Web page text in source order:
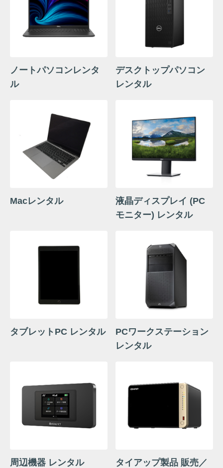
ノートパソコンレンタ
ル
デスクトップパソコン
レンタル
Macレンタル
液晶ディスプレイ (PC
モニター) レンタル
タブレットPC レンタル
PCワークステーション
レンタル
周辺機器 レンタル
タイアップ製品 販売／